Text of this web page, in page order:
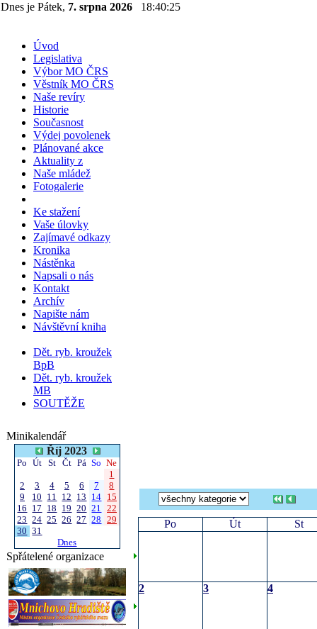
Dnes je Pátek, 7. srpna 2026 18:40:25
Úvod
Legislativa
Výbor MO ČRS
Věstník MO ČRS
Naše revíry
Historie
Současnost
Výdej povolenek
Plánované akce
Aktuality z
Naše mládež
Fotogalerie
Ke stažení
Vaše úlovky
Zajímavé odkazy
Kronika
Nástěnka
Napsali o nás
Kontakt
Archív
Napište nám
Návštěvní kniha
Dět. ryb. kroužek
BpB
Dět. ryb. kroužek
MB
SOUTĚŽE
Minikalendář
Říj 2023
Po Út St Čt Pá So Ne
1
2
3 4 5 6 7
8
9
10 11 12 13 14 15
16 17 18 19 20 21 22
23 24 25 26 27 28 29
30 31
Dnes
Spřátelené organizace
Po Út St
2 3 4